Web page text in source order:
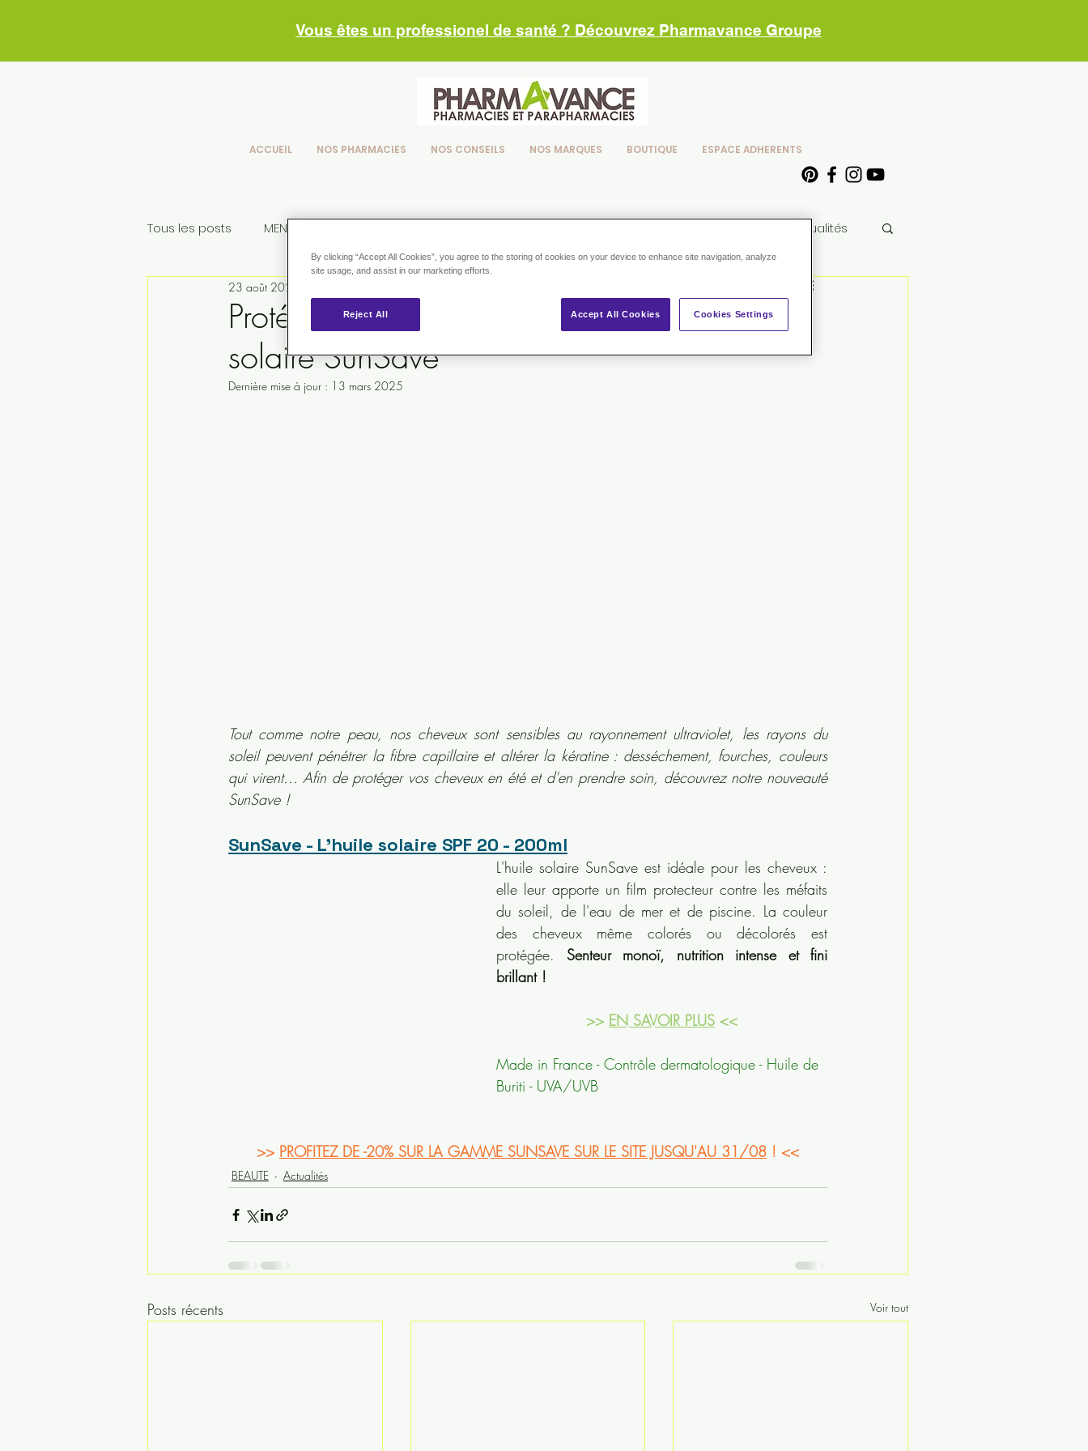
Vous êtes un professionel de santé ? Découvrez Pharmavance Groupe
ACCUEIL NOS PHARMACIES NOS CONSEILS NOS MARQUES BOUTIQUE ESPACE ADHERENTS
Tous les posts MENSUEL Actualités
Conseils skincare
Protéger mes cheveux du soleil avec l'huile
solaire SunSave
23 août 2022
Dernière mise à jour : 13 mars 2025
Tout comme notre peau, nos cheveux sont sensibles au rayonnement ultraviolet, les rayons du
soleil peuvent pénétrer la fibre capillaire et altérer la kératine : desséchement, fourches, couleurs
qui virent... Afin de protéger vos cheveux en été et d'en prendre soin, découvrez notre nouveauté
SunSave !
SunSave - L'huile solaire SPF 20 - 200ml
L'huile solaire SunSave est idéale pour les cheveux :
elle leur apporte un film protecteur contre les méfaits
du soleil, de l'eau de mer et de piscine. La couleur
des cheveux même colorés ou décolorés est
protégée. Senteur monoï, nutrition intense et fini
brillant !
>> EN SAVOIR PLUS <<
Made in France - Contrôle dermatologique - Huile de
Buriti - UVA/UVB
>> PROFITEZ DE -20% SUR LA GAMME SUNSAVE SUR LE SITE JUSQU'AU 31/08 ! <<
BEAUTE Actualités
Posts récents Voir tout
By clicking “Accept All Cookies”, you agree to the storing of cookies on your device to enhance site navigation, analyze
site usage, and assist in our marketing efforts.
Reject All Accept All Cookies Cookies Settings